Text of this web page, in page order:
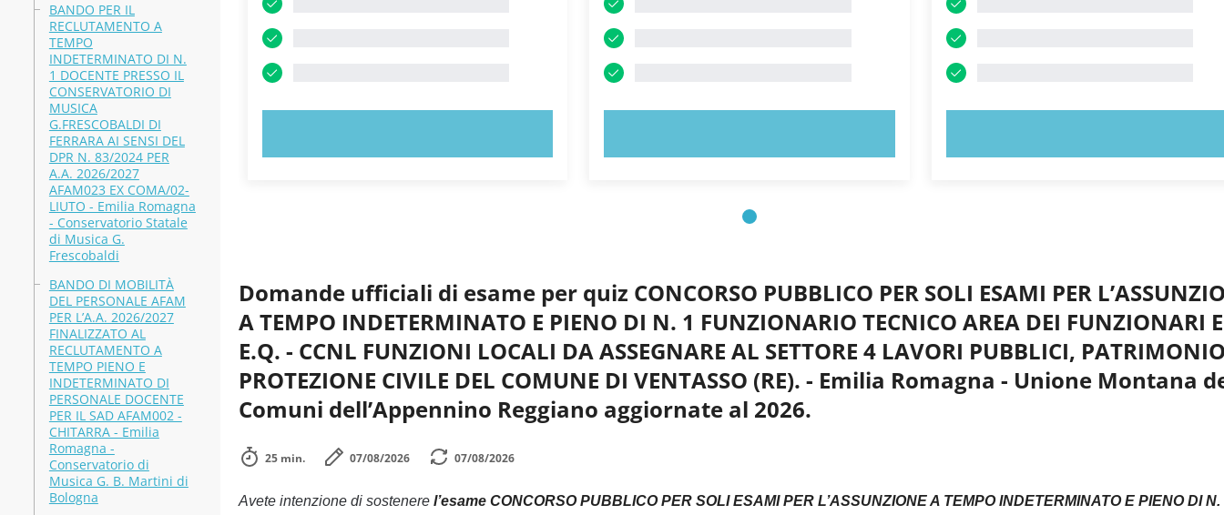
BANDO PER IL
RECLUTAMENTO A
TEMPO
INDETERMINATO DI N.
1 DOCENTE PRESSO IL
CONSERVATORIO DI
MUSICA
G.FRESCOBALDI DI
FERRARA AI SENSI DEL
DPR N. 83/2024 PER
A.A. 2026/2027
AFAM023 EX COMA/02-
LIUTO - Emilia Romagna
- Conservatorio Statale
di Musica G.
Frescobaldi
BANDO DI MOBILITÀ
DEL PERSONALE AFAM
PER L’A.A. 2026/2027
FINALIZZATO AL
RECLUTAMENTO A
TEMPO PIENO E
INDETERMINATO DI
PERSONALE DOCENTE
PER IL SAD AFAM002 -
CHITARRA - Emilia
Romagna -
Conservatorio di
Musica G. B. Martini di
Bologna
Domande ufficiali di esame per quiz CONCORSO PUBBLICO PER SOLI ESAMI PER
A TEMPO INDETERMINATO E PIENO DI N. 1 FUNZIONARIO TECNICO AREA DEI FUNZIONARI
E.Q. - CCNL FUNZIONI LOCALI DA ASSEGNARE AL SETTORE 4 LAVORI PUBBLICI,
PROTEZIONE CIVILE DEL COMUNE DI VENTASSO (RE). - Emilia Romagna - Unione Montana
Comuni dell’Appennino Reggiano aggiornate al 2026.
25 min. 07/08/2026 07/08/2026
Avete intenzione di sostenere l’esame CONCORSO PUBBLICO PER SOLI ESAMI PER L’ASSUNZIONE A TEMPO INDETERMINATO E PIENO DI N.